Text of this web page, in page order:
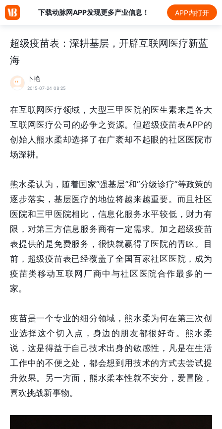
下载动脉网APP发现更多产业信息！ APP内打开
超级疫苗表：深耕基层，开辟互联网医疗新蓝
海
卜艳
2015-07-24 08:25
在互联网医疗领域，大型三甲医院的医生素来是各大
互联网医疗公司的必争之资源。但超级疫苗表APP的
创始人熊水柔却选择了在广袤却不起眼的社区医院市
场深耕。
熊水柔认为，随着国家“强基层”和“分级诊疗”等政策的
逐步落实，基层医疗的地位将越来越重要。而且社区
医院和三甲医院相比，信息化服务水平较低，财力有
限，对第三方信息服务商有一定需求。加之超级疫苗
表提供的是免费服务，很快就赢得了医院的青睐。目
前，超级疫苗表已经覆盖了全国百家社区医院，成为
疫苗类移动互联网厂商中与社区医院合作最多的一
家。
疫苗是一个专业的细分领域，熊水柔为何在第三次创
业选择这个切入点，身边的朋友都很好奇。熊水柔
说，这是得益于自己技术出身的敏感性，凡是在生活
工作中的不便之处，都会想到用技术的方式去尝试提
升效果。另一方面，熊水柔本性就不安分，爱冒险，
喜欢挑战新事物。